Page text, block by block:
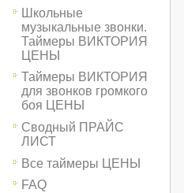
Школьные
музыкальные звонки.
Таймеры ВИКТОРИЯ
ЦЕНЫ
Таймеры ВИКТОРИЯ
для звонков громкого
боя ЦЕНЫ
Сводный ПРАЙС
ЛИСТ
Все таймеры ЦЕНЫ
FAQ